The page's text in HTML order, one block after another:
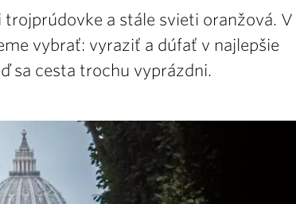
a stále svieti oranžová. V
vybrať: vyraziť a dúfať v najlepšie
sa cesta trochu vyprázdni.